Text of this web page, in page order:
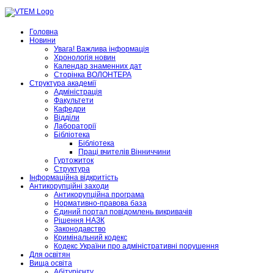
Головна
Новини
Увага! Важлива інформація
Хронологія новин
Календар знаменних дат
Сторінка ВОЛОНТЕРА
Структура академії
Адміністрація
Факультети
Кафедри
Відділи
Лабораторії
Бібліотека
Бібліотека
Праці вчителів Вінниччини
Гуртожиток
Структура
Інформаційна відкритість
Антикорупційні заходи
Антикорупційна програма
Нормативно-правова база
Єдиний портал повідомлень викривачів
Рішення НАЗК
Законодавство
Кримінальний кодекс
Кодекс України про адміністративні порушення
Для освітян
Вища освіта